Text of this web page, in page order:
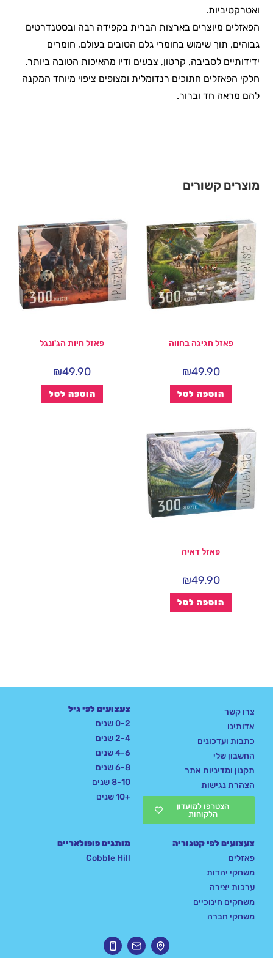
ואטרקטיביות.
הפאזלים מיוצרים בארצות הברית בקפידה רבה ובסטנדרטים
גבוהים, תוך שימוש בחומרי גלם הטובים בעולם, חומרים
ידידותיים לסביבה, קרטון, צבעים ודיו מהאיכות הטובה ביותר.
חלקי הפאזלים חתוכים רנדומלית ומצופים ציפוי מיוחד המקנה
להם מראה חד וברור.
מוצרים קשורים
פאזל חגיגה בחווה
₪49.90
הוספה לסל
פאזל חיות הג'ונגל
₪49.90
הוספה לסל
פאזל דאיה
₪49.90
הוספה לסל
צרו קשר
אדותינו
כתבות ועדכונים
החשבון שלי
תקנון ומדיניות אתר
הצהרת נגישות
הצטרפו למועדון
הלקוחות
צעצועים לפי גיל
0-2 שנים
2-4 שנים
4-6 שנים
6-8 שנים
8-10 שנים
+10 שנים
צעצועים לפי קטגוריה
פאזלים
משחקי יהדות
ערכות יצירה
משחקים חינוכיים
משחקי חברה
מותגים פופולאריים
Cobble Hill